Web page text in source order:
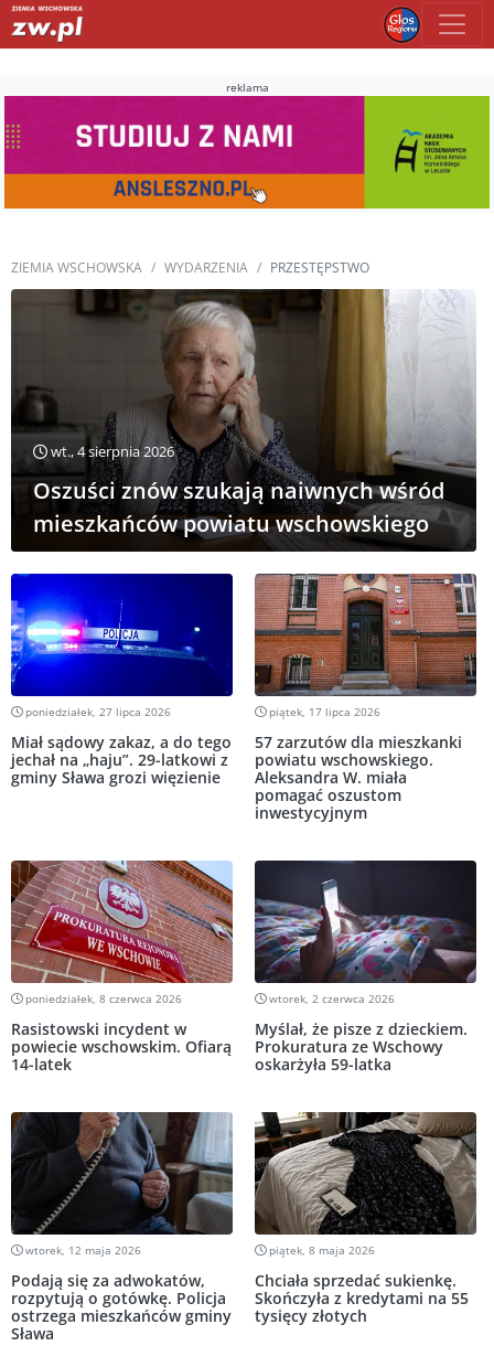
reklama
ZIEMIA WSCHOWSKA WYDARZENIA PRZESTĘPSTWO
wt., 4 sierpnia 2026
Oszuści znów szukają naiwnych wśród
mieszkańców powiatu wschowskiego
poniedziałek, 27 lipca 2026
Miał sądowy zakaz, a do tego
jechał na „haju”. 29-latkowi z
gminy Sława grozi więzienie
piątek, 17 lipca 2026
57 zarzutów dla mieszkanki
powiatu wschowskiego.
Aleksandra W. miała
pomagać oszustom
inwestycyjnym
poniedziałek, 8 czerwca 2026
Rasistowski incydent w
powiecie wschowskim. Ofiarą
14-latek
wtorek, 2 czerwca 2026
Myślał, że pisze z dzieckiem.
Prokuratura ze Wschowy
oskarżyła 59-latka
wtorek, 12 maja 2026
Podają się za adwokatów,
rozpytują o gotówkę. Policja
ostrzega mieszkańców gminy
Sława
piątek, 8 maja 2026
Chciała sprzedać sukienkę.
Skończyła z kredytami na 55
tysięcy złotych